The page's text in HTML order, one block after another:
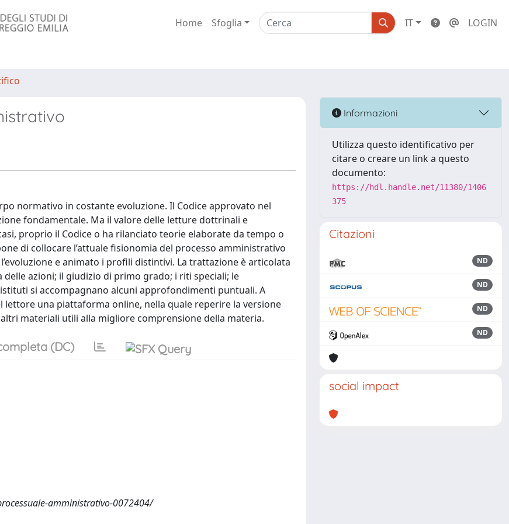
Home Sfoglia IT LOGIN
normativo in costante evoluzione. Il Codice approvato nel
fondamentale. Ma il valore delle letture dottrinali e
proprio il Codice o ha rilanciato teorie elaborate da tempo o
di collocare l’attuale fisionomia del processo amministrativo
e animato i profili distintivi. La trattazione è articolata
azioni; il giudizio di primo grado; i riti speciali; le
si accompagnano alcuni approfondimenti puntuali. A
una piattaforma online, nella quale reperire la versione
materiali utili alla migliore comprensione della materia.
(DC)
amministrativo-0072404/
Informazioni
Utilizza questo identificativo per
citare o creare un link a questo
documento:
https://hdl.handle.net/11380/1406
375
Citazioni
ND
ND
ND
ND
social impact